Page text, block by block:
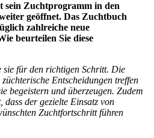
sein Zuchtprogramm in den
geöffnet. Das Zuchtbuch
zahlreiche neue
beurteilen Sie diese
für den richtigen Schritt. Die
Entscheidungen treffen
begeistern und überzeugen. Zudem
dass der gezielte Einsatz von
Zuchtfortschritt führen